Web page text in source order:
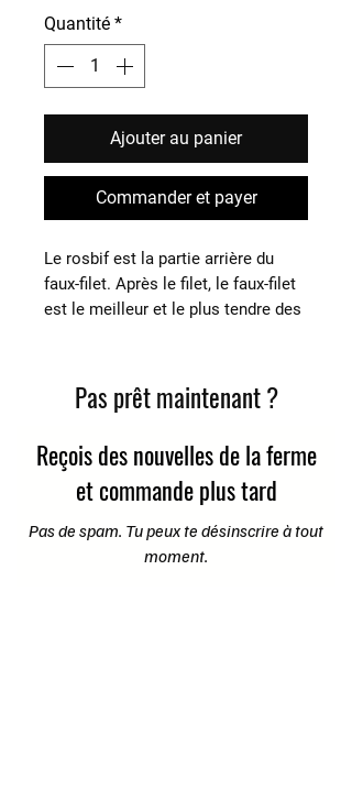
Quantité *
Ajouter au panier
Commander et payer
Le rosbif est la partie arrière du
faux-filet. Après le filet, le faux-filet
est le meilleur et le plus tendre des
Produit
Un roast beef (rosbif) de boeuf
Poids : environ 1 lb, 1.5 lb ou 2 lb
Produit congelé et emballé sous
Pas prêt maintenant ?
Reçois des nouvelles de la ferme
et commande plus tard
Pas de spam. Tu peux te désinscrire à tout
moment.